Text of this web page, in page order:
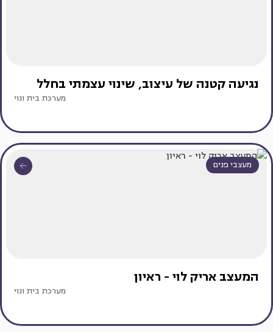
נגיעה קטנה של עיצוב, שינוי עצמתי בחלל
מערכת בית ונוי
מעצבי פנים
המעצב אריק לוי - ראיון
מערכת בית ונוי